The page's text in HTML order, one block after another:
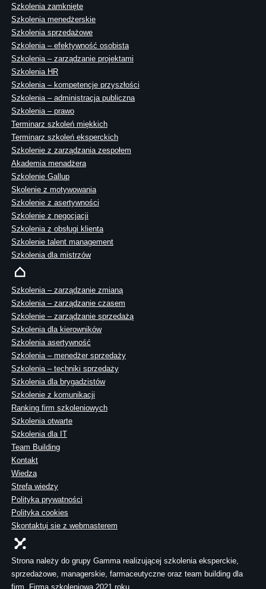
Szkolenia zamknięte
Szkolenia menedżerskie
Szkolenia sprzedażowe
Szkolenia – efektywność osobista
Szkolenia – zarządzanie projektami
Szkolenia HR
Szkolenia – kompetencje przyszłości
Szkolenia – administracja publiczna
Szkolenia – prawo
Terminarz szkoleń miękkich
Terminarz szkoleń eksperckich
Szkolenie z zarządzania zespołem
Akademia menadżera
Szkolenie Gallup
Skolenie z motywowania
Szkolenie z asertywności
Szkolenie z negocjacji
Szkolenia z obsługi klienta
Szkolenie talent management
Szkolenia dla mistrzów
Szkolenia – zarządzanie zmianą
Szkolenia – zarządzanie czasem
Szkolenie – zarządzanie sprzedażą
Szkolenia dla kierowników
Szkolenia asertywność
Szkolenia – menedżer sprzedaży
Szkolenia – techniki sprzedaży
Szkolenia dla brygadzistów
Szkolenie z komunikacji
Ranking firm szkoleniowych
Szkolenia otwarte
Szkolenia dla IT
Team Building
Kontakt
Wiedza
Strefa wiedzy
Polityka prywatności
Polityka cookies
Skontaktuj sie z webmasterem
Strona należy do grupy Gamma realizującej szkolenia eksperckie,
sprzedażowe, managerskie, farmaceutyczne oraz team building dla
firm. Firma szkoleniowa 2021 roku.